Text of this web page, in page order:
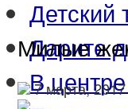
Детский
Дарите
В
Милые
7 марта, 2017